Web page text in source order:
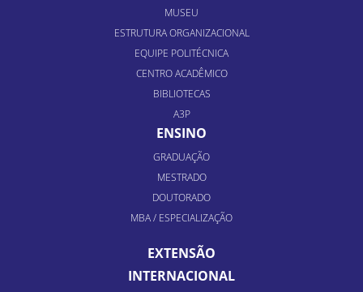
MUSEU
ESTRUTURA ORGANIZACIONAL
EQUIPE POLITÉCNICA
CENTRO ACADÊMICO
BIBLIOTECAS
A3P
ENSINO
GRADUAÇÃO
MESTRADO
DOUTORADO
MBA / ESPECIALIZAÇÃO
EXTENSÃO
INTERNACIONAL